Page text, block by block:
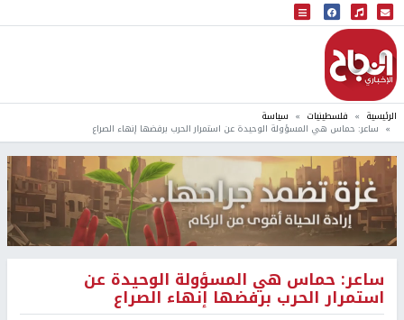
البث المباشر
إذاعة النجاح
الرئيسية فلسطينيات سياسة
ساعر: حماس هي المسؤولة الوحيدة عن استمرار الحرب برفضها إنهاء الصراع
ساعر: حماس هي المسؤولة الوحيدة عن
استمرار الحرب برفضها إنهاء الصراع